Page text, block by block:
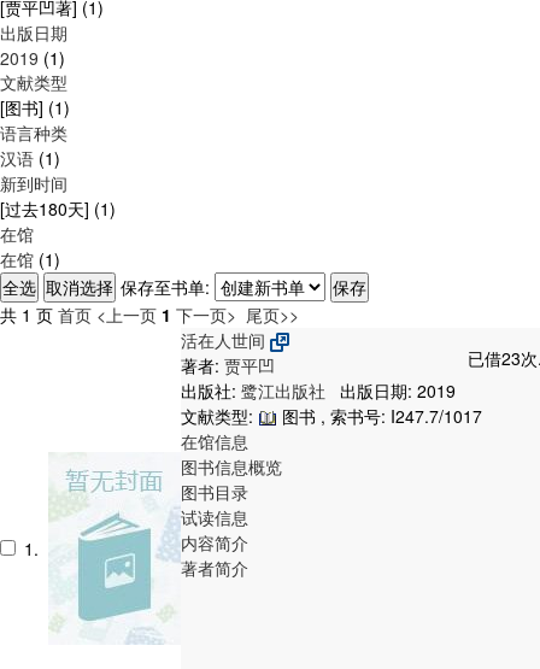
[贾平凹著] (1)
出版日期
2019 (1)
文献类型
[图书] (1)
语言种类
汉语 (1)
新到时间
[过去180天] (1)
在馆
在馆 (1)
保存至书单:
共 1 页 首页 <上一页 1 下一页> 尾页>>
1.
活在人世间
已借23
著者: 贾平凹
出版社: 鹭江出版社
出版日期: 2019
文献类型:
图书 , 索书号: I247.7/1017
在馆信息
图书信息概览
图书目录
试读信息
内容简介
著者简介